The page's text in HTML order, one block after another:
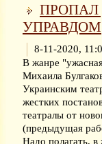
УПРАВДОМ
8-11-2020,
В жанре
Михаила
Украинским
жестких
театралы от
(предыдущая
Надо полагать, в